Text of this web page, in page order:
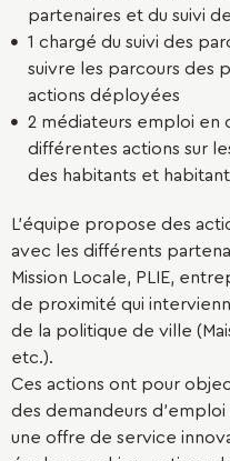
partenaires et du suivi
1 chargé du suivi des
suivre les parcours des
actions déployées
2 médiateurs emploi en
différentes actions sur
des habitants et
L'équipe propose des
avec les différents
Mission Locale, PLIE,
de proximité qui
de la politique de ville
etc.).
Ces actions ont pour
des demandeurs
une offre de service